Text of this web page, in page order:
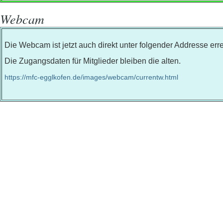
Webcam
Die Webcam ist jetzt auch direkt unter folgender Addresse
Die Zugangsdaten für Mitglieder bleiben die alten.
https://mfc-egglkofen.de/images/webcam/currentw.html